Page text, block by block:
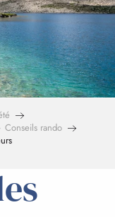
Conseils rando